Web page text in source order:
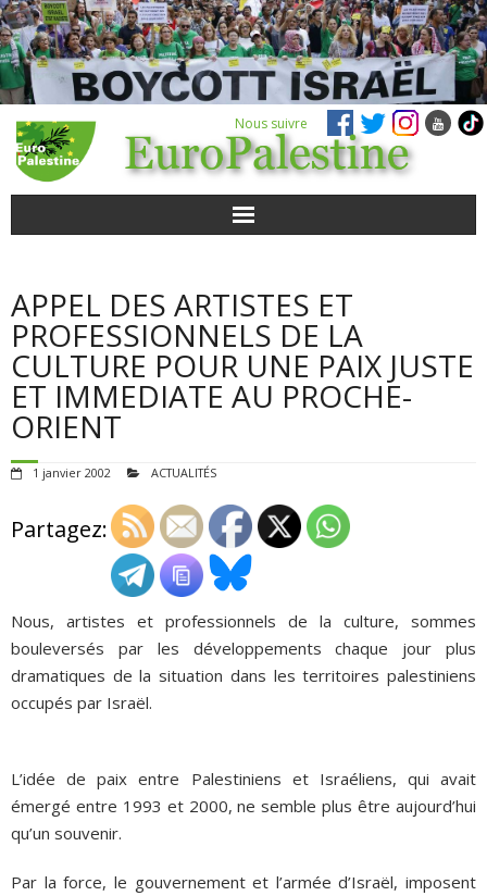
Nous suivre
POUR AGIR
AGENDA
VIDÉOS
QUI SOMMES-NOUS ?
ADHÉSIONS, DONS, CONTACT
APPEL DES ARTISTES ET
PROFESSIONNELS DE LA
CULTURE POUR UNE PAIX JUSTE
ET IMMEDIATE AU PROCHE-
ORIENT
1 janvier 2002 ACTUALITÉS
Partagez:
Nous, artistes et professionnels de la culture, sommes
bouleversés par les développements chaque jour plus
dramatiques de la situation dans les territoires palestiniens
occupés par Israël.
L’idée de paix entre Palestiniens et Israéliens, qui avait
émergé entre 1993 et 2000, ne semble plus être aujourd’hui
qu’un souvenir.
Par la force, le gouvernement et l’armée d’Israël, imposent